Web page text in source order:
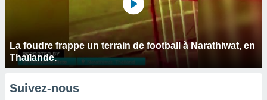
La foudre frappe un terrain de football à Narathiwat, en
Thaïlande.
Suivez-nous